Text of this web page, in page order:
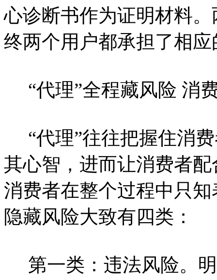
心诊断书作为证明材料
终两个用户都承担了相
“代理”全程藏风险 消
“代理”往往把握住消
其心智，进而让消费者
消费者在整个过程中只
隐藏风险大致有四类：
第一类：违法风险。